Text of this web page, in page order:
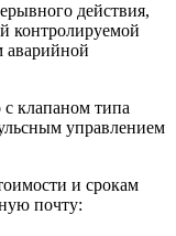
действия,
контролируемой
аварийной
с клапаном типа
управлением
и срокам
почту: